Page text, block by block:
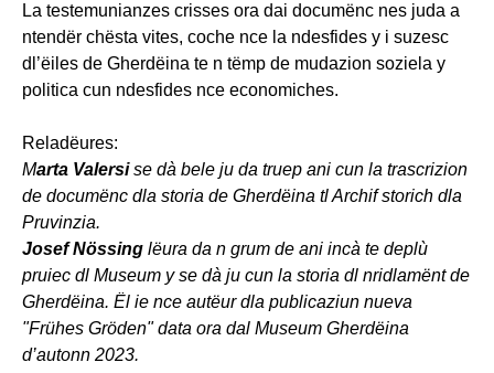
La testemunianzes crisses ora dai documënc nes juda a
ntendër chësta vites, coche nce la ndesfides y i suzesc
dl’ëiles de Gherdëina te n tëmp de mudazion soziela y
politica cun ndesfides nce economiches.
Reladëures:
Marta Valersise dà bele ju da truep ani cun la trascrizion
de documënc dla storia de Gherdëina tl Archif storich dla
Pruvinzia.
Josef Nössing lëura da n grum de ani incà te deplù
pruiec dl Museum y se dà ju cun la storia dl nridlamënt de
Gherdëina. Ël ie nce autëur dla publicaziun nueva
"Frühes Gröden" data ora dal Museum Gherdëina
d’autonn 2023.